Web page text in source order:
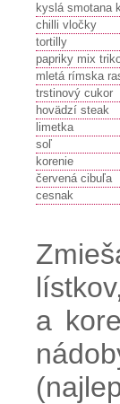
kyslá smotana
chilli vločky
tortilly
papriky mix
mletá rímska
trstinový cukor
hovädzí steak
limetka
soľ
korenie
červená cibuľa
cesnak
a